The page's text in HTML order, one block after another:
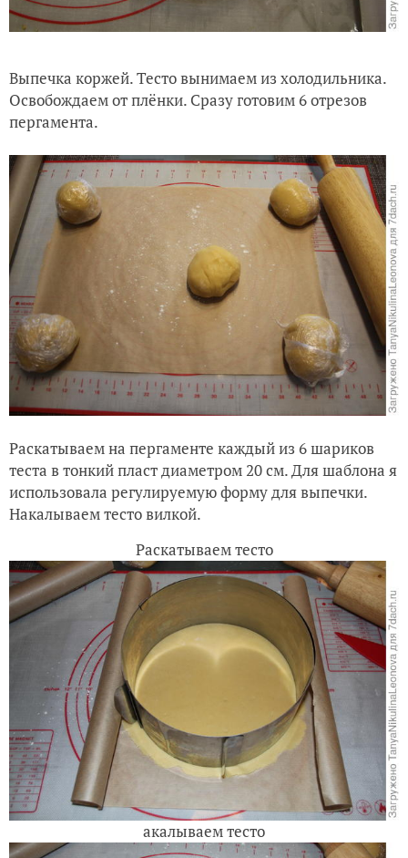
Выпечка коржей. Тесто вынимаем из холодильника.
Освобождаем от плёнки. Сразу готовим 6 отрезов
пергамента.
Раскатываем на пергаменте каждый из 6 шариков
теста в тонкий пласт диаметром 20 см. Для шаблона я
использовала регулируемую форму для выпечки.
Накалываем тесто вилкой.
Раскатываем тесто
акалываем тесто